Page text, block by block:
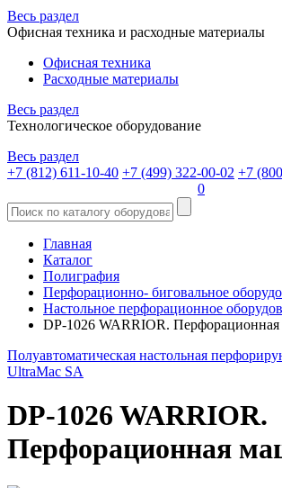
Весь раздел
Офисная техника и расходные материалы
Офисная техника
Расходные материалы
Весь раздел
Технологическое оборудование
Весь раздел
+7 (812) 611-10-40 +7 (499) 322-00-02 +7
0
Главная
Каталог
Полиграфия
Перфорационно- биговальное
Настольное перфорационное
DP-1026 WARRIOR.
Полуавтоматическая настольная
UltraMac SA
DP-1026 WARRIOR.
Перфорационная